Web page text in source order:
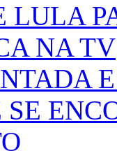
LULA
NA TV